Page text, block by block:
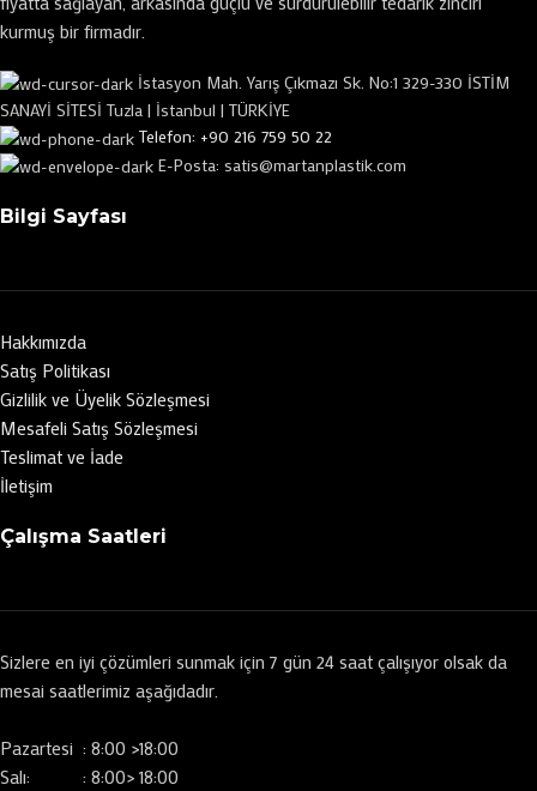
kurmuş bir firmadır.
İstasyon Mah. Yarış Çıkmazı Sk. No:1 329-330 İSTİM
SANAYİ SİTESİ Tuzla | İstanbul | TÜRKİYE
Telefon: +90 216 759 50 22
E-Posta: satis@martanplastik.com
Bilgi Sayfası
Hakkımızda
Satış Politikası
Gizlilik ve Üyelik Sözleşmesi
Mesafeli Satış Sözleşmesi
Teslimat ve İade
İletişim
Çalışma Saatleri
Sizlere en iyi çözümleri sunmak için 7 gün 24 saat çalışıyor olsak da
mesai saatlerimiz aşağıdadır.
Pazartesi : 8:00 >18:00
Salı: : 8:00> 18:00